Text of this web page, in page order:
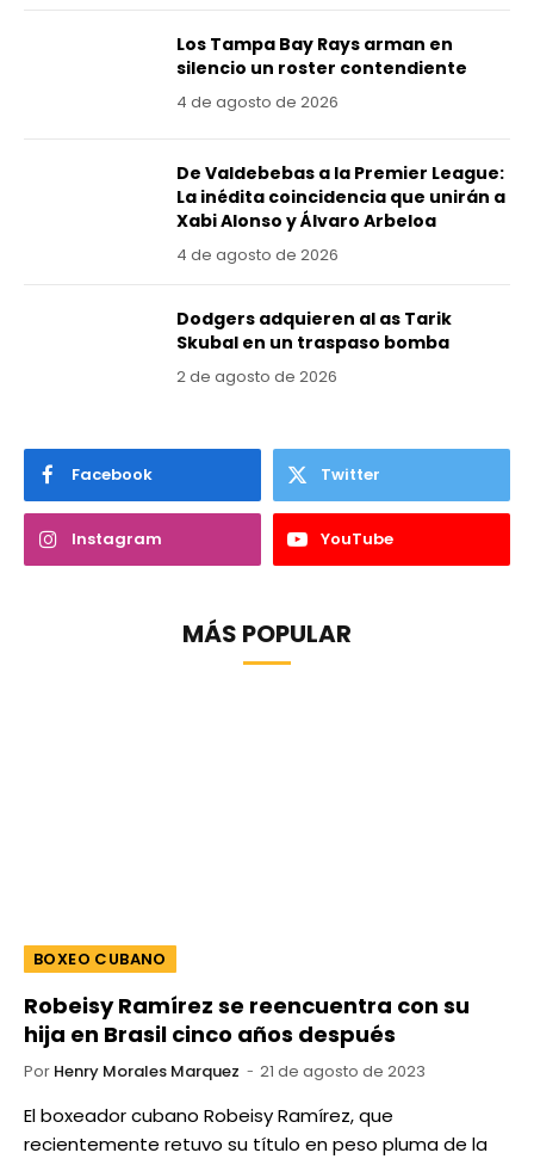
Los Tampa Bay Rays arman en
silencio un roster contendiente
4 de agosto de 2026
De Valdebebas a la Premier League:
La inédita coincidencia que unirán a
Xabi Alonso y Álvaro Arbeloa
4 de agosto de 2026
Dodgers adquieren al as Tarik
Skubal en un traspaso bomba
2 de agosto de 2026
Facebook Twitter
Instagram YouTube
MÁS POPULAR
BOXEO CUBANO
Robeisy Ramírez se reencuentra con su
hija en Brasil cinco años después
Por Henry Morales Marquez 21 de agosto de 2023
El boxeador cubano Robeisy Ramírez, que
recientemente retuvo su título en peso pluma de la